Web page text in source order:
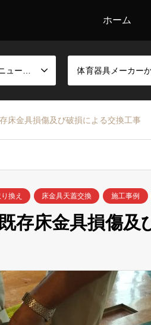
ホーム
体育器具メーカー
床金具損傷及び破損による交換工事
換え 床金具天蓋交換 施工事例
存床金具損傷及